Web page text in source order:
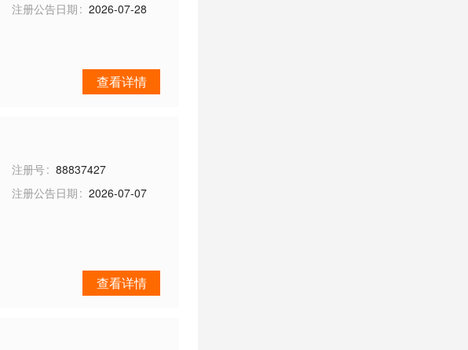
注册公告日期
2026-07-28
查看详情
注册号
88837427
注册公告日期
2026-07-07
查看详情